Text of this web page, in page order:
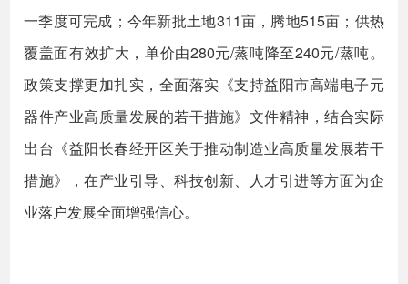
一季度可完成；今年新批土地311亩，腾地515亩；供热
覆盖面有效扩大，单价由280元/蒸吨降至240元/蒸吨。
政策支撑更加扎实，全面落实《支持益阳市高端电子元
器件产业高质量发展的若干措施》文件精神，结合实际
出台《益阳长春经开区关于推动制造业高质量发展若干
措施》，在产业引导、科技创新、人才引进等方面为企
业落户发展全面增强信心。